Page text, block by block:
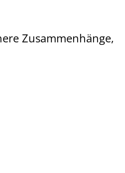
Zusammenhänge,